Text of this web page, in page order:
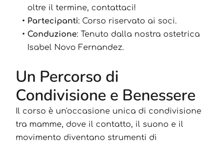
oltre il termine, contattaci!
Partecipanti: Corso riservato ai soci.
Conduzione: Tenuto dalla nostra ostetrica
Isabel Novo Fernandez.
Un Percorso di
Condivisione e Benessere
Il corso è un'occasione unica di condivisione
tra mamme, dove il contatto, il suono e il
movimento diventano strumenti di